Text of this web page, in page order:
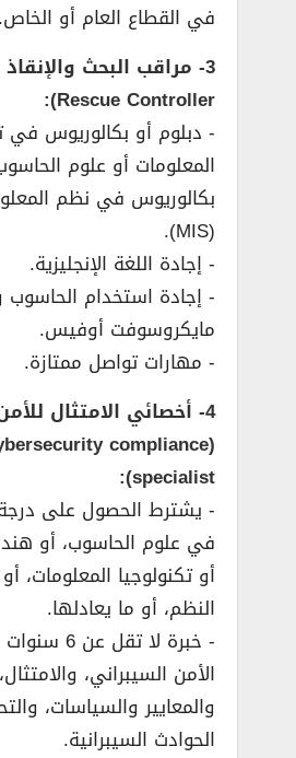
في القطاع العام أو الخاص.
Rescue Controller):
­- دبلوم أو بكالوريوس في
المعلومات أو علوم
بكالوريوس في نظم
(MIS).
­- إجادة اللغة الإنجليزية.
­- إجادة استخدام الحاسوب
مايكروسوفت أوفيس.
­- مهارات تواصل ممتازة.
4- أخصائي الامتثال
compliance
specialist):
­- يشترط الحصول على درجة
في علوم الحاسوب، أو
أو تكنولوجيا المعلومات،
النظم، أو ما يعادلها.
­- خبرة لا
الأمن السيبراني،
والمعايير والسياسات،
الحوادث السيبرانية.